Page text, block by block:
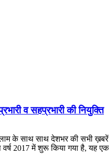
व सहप्रभारी की नियुक्ति
साथ साथ देशभर की सभी ख़बरें
2017 में शुरू किया गया है, यह